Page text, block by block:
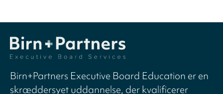
Birn+Partners Executive Board Education er en
skræddersyet uddannelse, der kvalificerer